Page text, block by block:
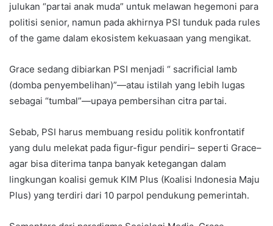
julukan “partai anak muda” untuk melawan hegemoni para
politisi senior, namun pada akhirnya PSI tunduk pada rules
of the game dalam ekosistem kekuasaan yang mengikat.
Grace sedang dibiarkan PSI menjadi “ sacrificial lamb
(domba penyembelihan)”—atau istilah yang lebih lugas
sebagai “tumbal”—upaya pembersihan citra partai.
Sebab, PSI harus membuang residu politik konfrontatif
yang dulu melekat pada figur-figur pendiri– seperti Grace–
agar bisa diterima tanpa banyak ketegangan dalam
lingkungan koalisi gemuk KIM Plus (Koalisi Indonesia Maju
Plus) yang terdiri dari 10 parpol pendukung pemerintah.